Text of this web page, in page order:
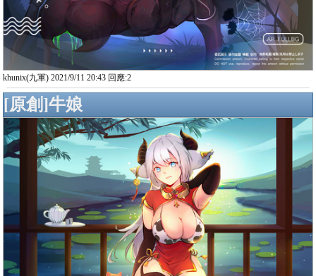
khunix(九軍) 2021/9/11 20:43 回應:2
[原創]牛娘